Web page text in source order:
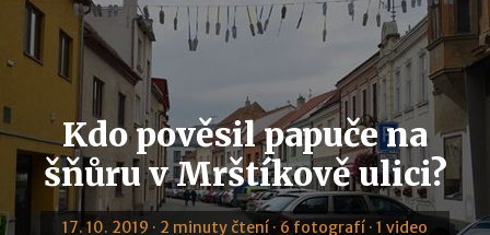
Kdo pověsil papuče na
šňůru v Mrštíkově ulici?
17. 10. 2019 · 2 minuty čtení · 6 fotografí · 1 video